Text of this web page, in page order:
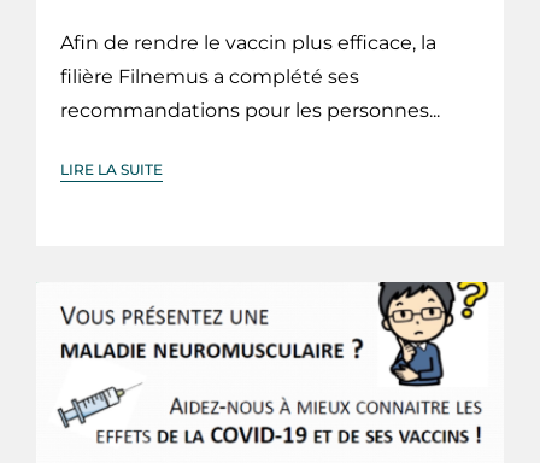
Afin de rendre le vaccin plus efficace, la
filière Filnemus a complété ses
recommandations pour les personnes...
LIRE LA SUITE